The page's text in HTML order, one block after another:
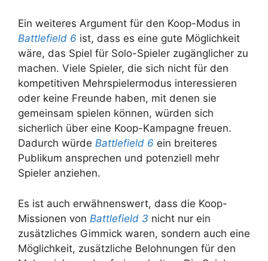
Ein weiteres Argument für den Koop-Modus in
Battlefield 6 ist, dass es eine gute Möglichkeit
wäre, das Spiel für Solo-Spieler zugänglicher zu
machen. Viele Spieler, die sich nicht für den
kompetitiven Mehrspielermodus interessieren
oder keine Freunde haben, mit denen sie
gemeinsam spielen können, würden sich
sicherlich über eine Koop-Kampagne freuen.
Dadurch würde Battlefield 6 ein breiteres
Publikum ansprechen und potenziell mehr
Spieler anziehen.
Es ist auch erwähnenswert, dass die Koop-
Missionen von Battlefield 3 nicht nur ein
zusätzliches Gimmick waren, sondern auch eine
Möglichkeit, zusätzliche Belohnungen für den